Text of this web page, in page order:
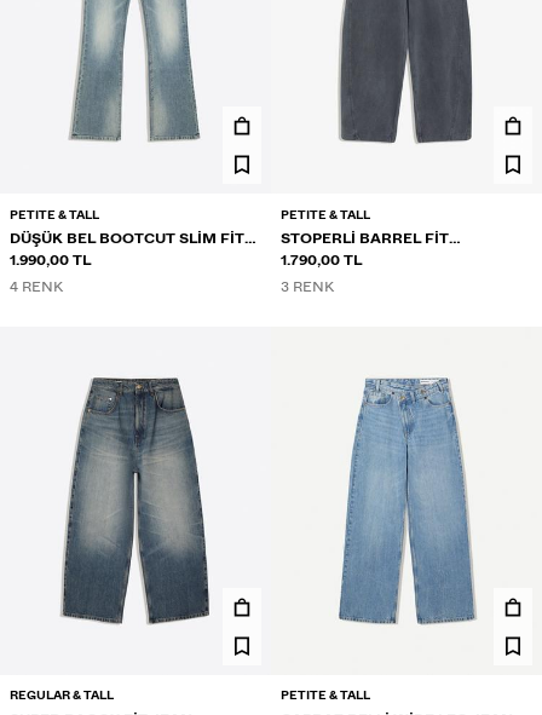
PETITE & TALL
DÜŞÜK BEL BOOTCUT SLIM FIT
JEAN
1.990,00 TL
4 RENK
PETITE & TALL
STOPERLI BARREL FIT
ŞARDONLU EŞOFMAN ALTI
1.790,00 TL
3 RENK
REGULAR & TALL PETITE & TALL